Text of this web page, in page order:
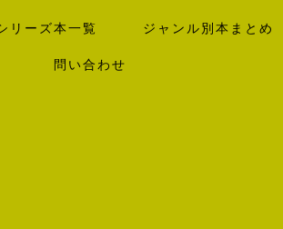
リーズ本一覧 ジャンル別本まとめ
問い合わせ